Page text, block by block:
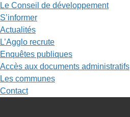
Le Conseil de développement
S’informer
Actualités
L’Agglo recrute
Enquêtes publiques
Accès aux documents administratifs
Les communes
Contact